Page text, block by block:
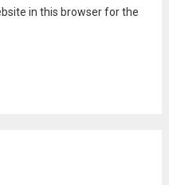
in this browser for the